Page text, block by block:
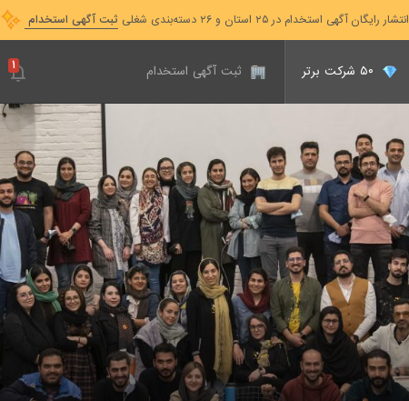
انتشار رایگان آگهی استخدام در ۲۵ استان و ۲۶ دسته‌بندی شغلی ثبت آگهی استخدام
ثبت آگهی استخدام ۱